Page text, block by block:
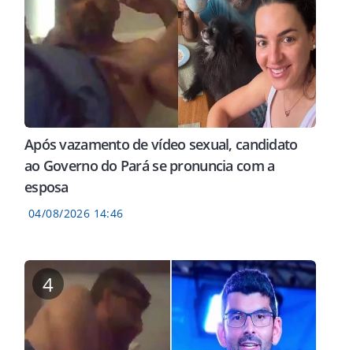
Após vazamento de vídeo sexual, candidato
ao Governo do Pará se pronuncia com a
esposa
04/08/2026 14:46
4